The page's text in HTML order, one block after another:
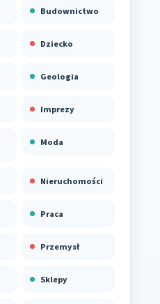
Budownictwo
Dziecko
Geologia
Imprezy
Moda
Nieruchomości
Praca
Przemysł
Sklepy